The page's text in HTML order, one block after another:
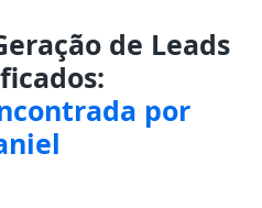
de Leads
por